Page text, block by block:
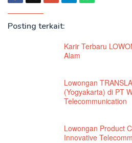
Posting terkait:
Karir Terbaru
Alam
Lowongan
(Yogyakarta) di PT
Telecommunication
Lowongan Product
Innovative